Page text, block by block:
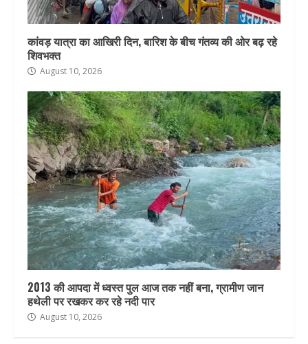
कांवड़ यात्रा का आखिरी दिन, बारिश के बीच गंतव्य की ओर बढ़ रहे
शिवभक्त
August 10, 2026
2013 की आपदा में ध्वस्त पुल आज तक नहीं बना, ग्रामीण जान
हथेली पर रखकर कर रहे नदी पार
August 10, 2026